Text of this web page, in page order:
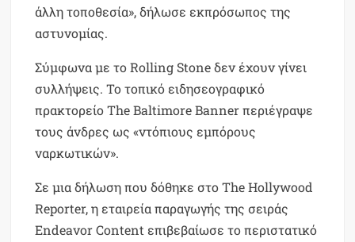
άλλη τοποθεσία», δήλωσε εκπρόσωπος της
αστυνομίας.
Σύμφωνα με το Rolling Stone δεν έχουν γίνει
συλλήψεις. Το τοπικό ειδησεογραφικό
πρακτορείο The Baltimore Banner περιέγραψε
τους άνδρες ως «ντόπιους εμπόρους
ναρκωτικών».
Σε μια δήλωση που δόθηκε στο The Hollywood
Reporter, η εταιρεία παραγωγής της σειράς
Endeavor Content επιβεβαίωσε το περιστατικό